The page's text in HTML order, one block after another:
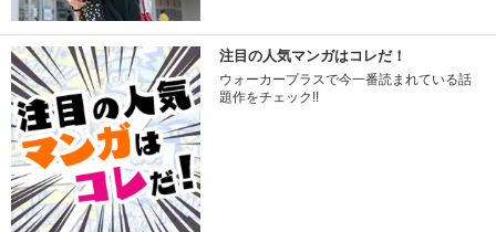
注目の人気マンガはコレだ！
ウォーカープラスで今一番読まれている話
題作をチェック!!